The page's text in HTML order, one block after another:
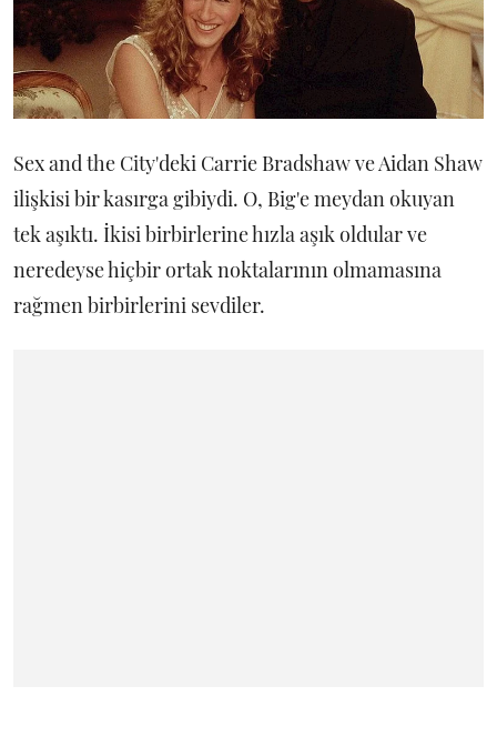
Sex and the City'deki Carrie Bradshaw ve Aidan Shaw
ilişkisi bir kasırga gibiydi. O, Big'e meydan okuyan
tek aşıktı. İkisi birbirlerine hızla aşık oldular ve
neredeyse hiçbir ortak noktalarının olmamasına
rağmen birbirlerini sevdiler.